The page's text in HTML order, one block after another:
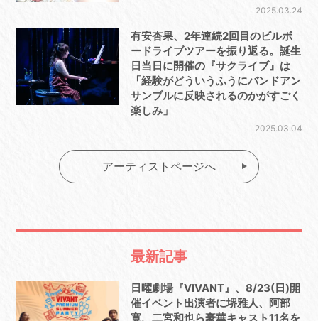
2025.03.24
有安杏果、2年連続2回目のビルボ
ードライブツアーを振り返る。誕生
日当日に開催の『サクライブ』は
「経験がどういうふうにバンドアン
サンブルに反映されるのかがすごく
楽しみ」
2025.03.04
アーティストページへ
最新記事
日曜劇場『VIVANT』、8/23(日)開
催イベント出演者に堺雅人、阿部
寛、二宮和也ら豪華キャスト11名を